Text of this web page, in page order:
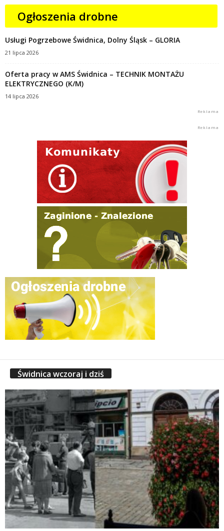
Ogłoszenia drobne
Usługi Pogrzebowe Świdnica, Dolny Śląsk – GLORIA
21 lipca 2026
Oferta pracy w AMS Świdnica – TECHNIK MONTAŻU
ELEKTRYCZNEGO (K/M)
14 lipca 2026
Świdnica wczoraj i dziś